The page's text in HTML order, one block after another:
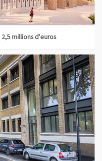
2,5 millions d'euros